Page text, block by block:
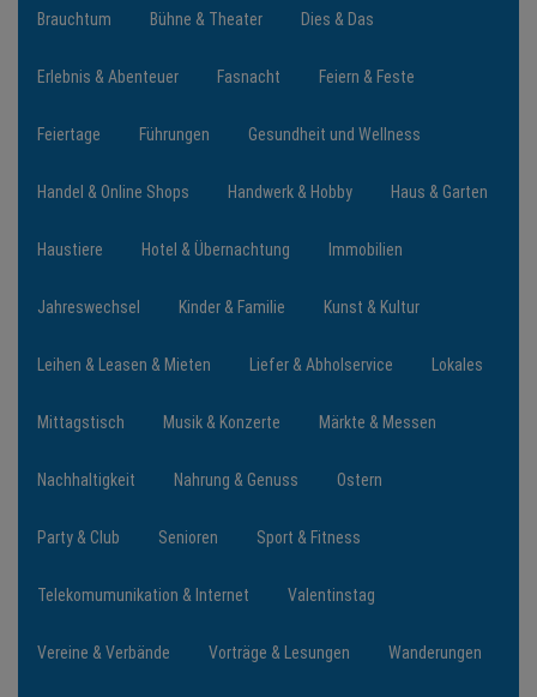
NEWS
TERMINE
ANGEBOTE
JOBS
Brauchtum Bühne & Theater Dies & Das
Erlebnis & Abenteuer Fasnacht Feiern & Feste
Feiertage Führungen Gesundheit und Wellness
Handel & Online Shops Handwerk & Hobby Haus & Garten
Haustiere Hotel & Übernachtung Immobilien
Jahreswechsel Kinder & Familie Kunst & Kultur
Leihen & Leasen & Mieten Liefer & Abholservice Lokales
Mittagstisch Musik & Konzerte Märkte & Messen
Nachhaltigkeit Nahrung & Genuss Ostern
Party & Club Senioren Sport & Fitness
Telekomumunikation & Internet Valentinstag
Vereine & Verbände Vorträge & Lesungen Wanderungen